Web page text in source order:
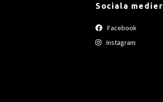
Sociala medier
Facebook
Instagram